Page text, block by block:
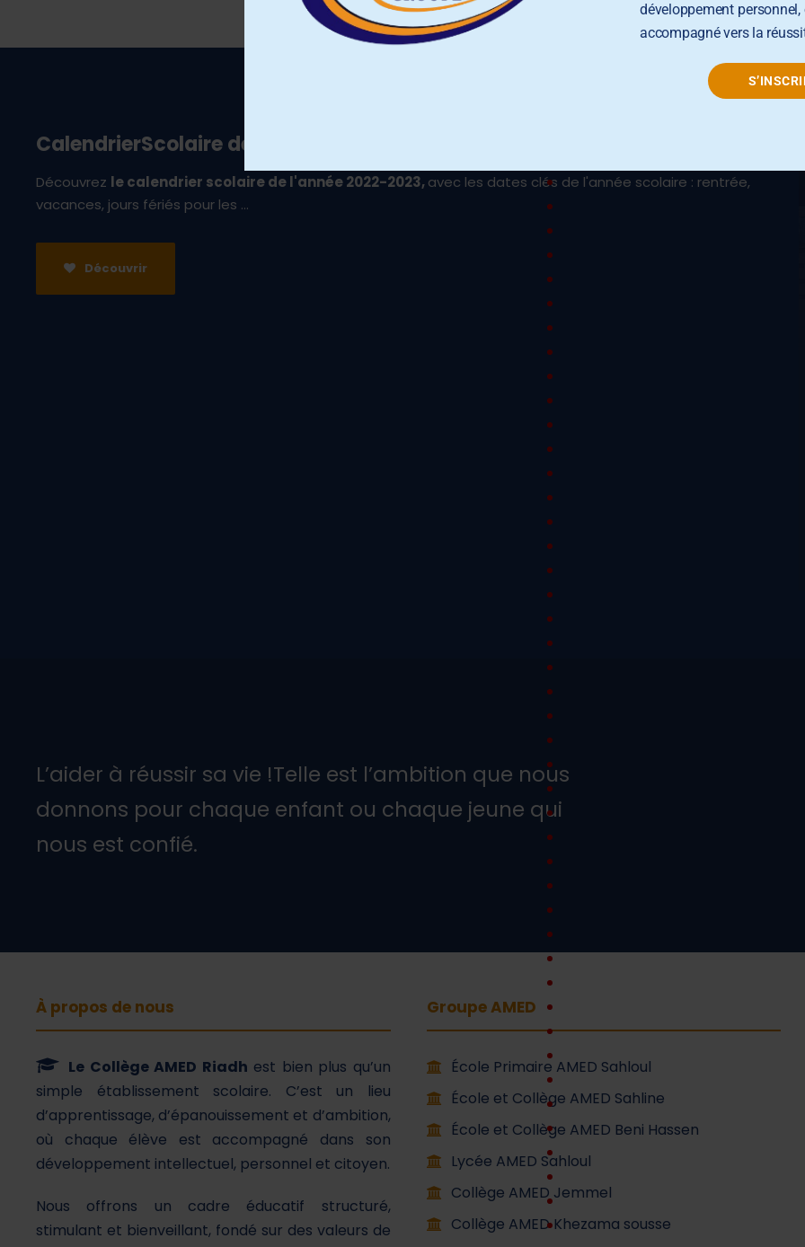
CalendrierScolaire de l'année 2022-2023
Découvrez le calendrier scolaire de l'année 2022-2023,avec les dates clés de l'année scolaire : rentrée,
vacances, jours fériés pour les ...
Découvrir
L’aider à réussir sa vie !Telle est l’ambition que nous
donnons pour chaque enfant ou chaque jeune qui
nous est confié.
À propos de nous
Le Collège AMED Riadh est bien plus qu’un
simple établissement scolaire. C’est un lieu
d’apprentissage, d’épanouissement et d’ambition,
où chaque élève est accompagné dans son
développement intellectuel, personnel et citoyen.
Nous offrons un cadre éducatif structuré,
stimulant et bienveillant, fondé sur des valeurs de
Groupe AMED
École Primaire AMED Sahloul
École et Collège AMED Sahline
École et Collège AMED Beni Hassen
Lycée AMED Sahloul
Collège AMED Jemmel
Collège AMED Khezama sousse
développement
accompagné vers la